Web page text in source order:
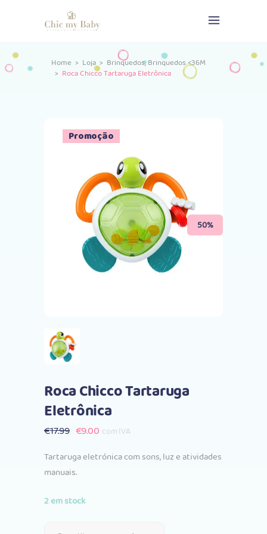
Home > Loja> Brinquedos,Brinquedos <36M
> Roca Chicco Tartaruga Eletrônica
Promoção
50%
Roca Chicco Tartaruga
Eletrônica
€17.99 O
original
era:
€9.00O
atual
com IVA
Tartaruga eletrónica com sons, luz e atividades
manuais.
2 em stock